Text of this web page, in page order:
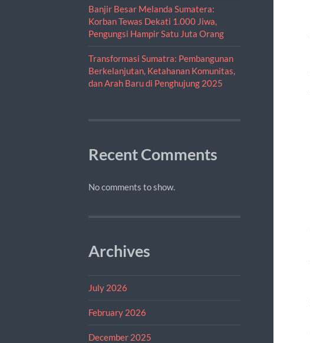
Banjir Besar Melanda Sumatera:
Korban Tewas Dekati 1.000 Jiwa,
Pengungsi Hampir Satu Juta Orang
Transformasi Sumatra: Pembangunan
Berkelanjutan, Ketahanan Komunitas,
dan Arah Baru di Penghujung 2025
Recent Comments
No comments to show.
Archives
July 2026
February 2026
December 2025